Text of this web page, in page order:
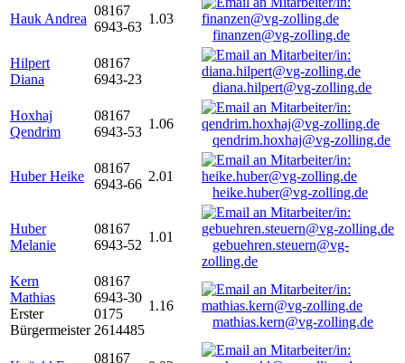
Hauk Andrea
08167
6943-63
1.03
finanzen@vg-zolling.de
Hilpert
Diana
08167
6943-23
diana.hilpert@vg-zolling.de
Hoxhaj
Qendrim
08167
6943-53
1.06
qendrim.hoxhaj@vg-zolling.de
Huber Heike
08167
6943-66
2.01
heike.huber@vg-zolling.de
Huber
Melanie
08167
6943-52
1.01
gebuehren.steuern@vg-
zolling.de
Kern
Mathias
Erster
Bürgermeister
08167
6943-30
0175
2614485
1.16
mathias.kern@vg-zolling.de
08167